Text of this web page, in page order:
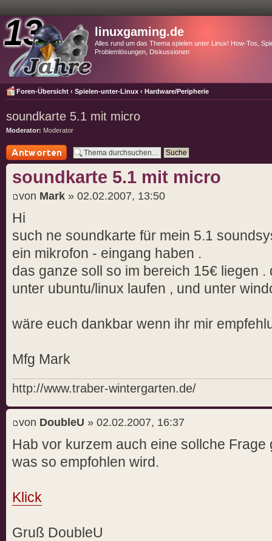
linuxgaming.de
Alles rund um das Thema spielen unter Linux! How-Tos,
Problemlösungen, Diskussionen
Foren-Übersicht ‹ Spielen-unter-Linux ‹ Hardware/Peripherie
soundkarte 5.1 mit micro
Moderator: Moderator
Antwort schreiben
soundkarte 5.1 mit micro
von Mark » 02.02.2007, 13:50
Hi
such ne soundkarte für mein 5.1
ein mikrofon - eingang haben .
das ganze soll so im bereich 15€ liegen
unter ubuntu/linux laufen , und unter
wäre euch dankbar wenn ihr mir
Mfg Mark
http://www.traber-wintergarten.de/
von DoubleU » 02.02.2007, 16:37
Hab vor kurzem auch eine sollche
was so empfohlen wird.
Klick
Gruß DoubleU